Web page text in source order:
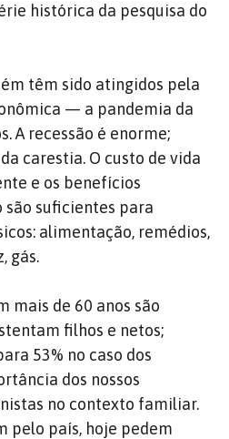
histórica da pesquisa do
têm sido atingidos pela
— a pandemia da
A recessão é enorme;
carestia. O custo de vida
e os benefícios
suficientes para
alimentação, remédios,
gás.
mais de 60 anos são
filhos e netos;
53% no caso dos
dos nossos
no contexto familiar.
pelo país, hoje pedem